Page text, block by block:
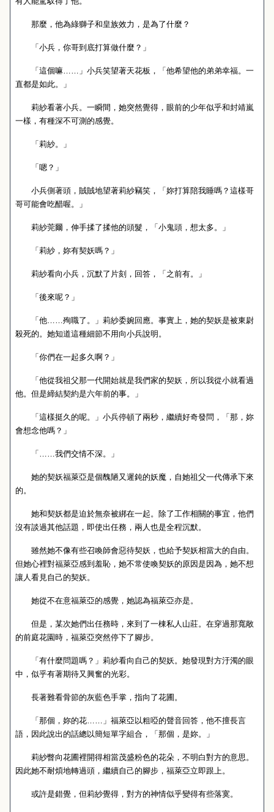
那麼，他為綠獅子和皇族效力，是為了什麼？
「小兵，你哥到底打算做什麼？」
「這個嘛……」小兵笑望著天花板，「他希望他的弟弟幸福。一
直都是如此。」
莉紗看著小兵。一瞬間，她突然覺得，眼前的少年似乎和封靖嵐
一樣，有種深不可測的感覺。
「莉紗。」
「嗯？」
小兵側著頭，賊賊地望著莉紗竊笑，「妳打算陪我睡嗎？這樣哥
哥可能會吃醋喔。」
莉紗莞爾，伸手揉了揉他的頭髮，「小鬼頭，想太多。」
「莉紗，妳有契妖嗎？」
莉紗看向小兵，沉默了片刻，回答，「之前有。」
「後來呢？」
「他……殉職了。」莉紗委婉回應。事實上，她的契妖是被東尉
殺死的。她知道這種細節不用向小兵說明。
「你們在一起多久啊？」
「他從我祖父那一代開始就是我們家的契妖，所以我從小就看過
他。但是締結契約是六年前的事。」
「這樣挺久的呢。」小兵停頓了兩秒，繼續好奇發問，「那，妳
會想念他嗎？」
「……我們交情不深。」
她的契妖福萊亞是個醜陋又遲鈍的妖魔，自她祖父一代傳承下來
的。
她和契妖都是迫於無奈被綁在一起。除了工作相關的事宜，他們
沒有談過其他話題，即使出任務，兩人也是全程沉默。
雖然她不像有些召喚師會惡待契妖，也給予契妖相當大的自由。
但她心裡對福萊亞感到羞恥，她不常使喚契妖的原因是因為，她不想
讓人看見自己的契妖。
她從不在意福萊亞的感覺，她認為福萊亞亦是。
但是，某次她們出任務時，來到了一棟私人山莊。在穿過那寬敞
的前庭花園時，福萊亞突然停下了腳步。
「有什麼問題嗎？」莉紗看向自己的契妖。她發現對方汙濁的眼
中，似乎有著期待又興奮的光彩。
長著難看骨節的灰藍色手掌，指向了花圃。
「那個，妳的花……」福萊亞以粗啞的聲音回答，他不擅長言
語，因此說出的話總以簡短單字組合，「那個，是妳。」
莉紗瞥向花圃裡開得相當茂盛粉色的花朵，不明白對方的意思。
因此她不耐煩地轉過頭，繼續自己的腳步，福萊亞立即跟上。
或許是錯覺，但莉紗覺得，對方的神情似乎變得有些落寞。